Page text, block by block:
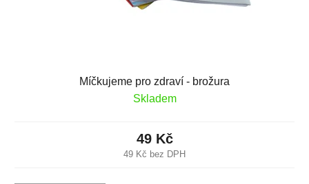
Míčkujeme pro zdraví - brožura
Skladem
49 Kč bez DPH
49 Kč